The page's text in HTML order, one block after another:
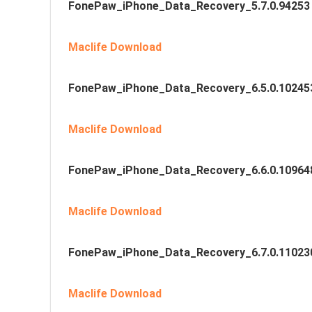
FonePaw_iPhone_Data_Recovery_5.7.0.94253
Maclife Download
Maclife Download
Maclife Download
Maclife Download